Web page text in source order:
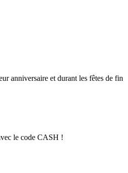
anniversaire et durant les fêtes de fin
le code CASH !